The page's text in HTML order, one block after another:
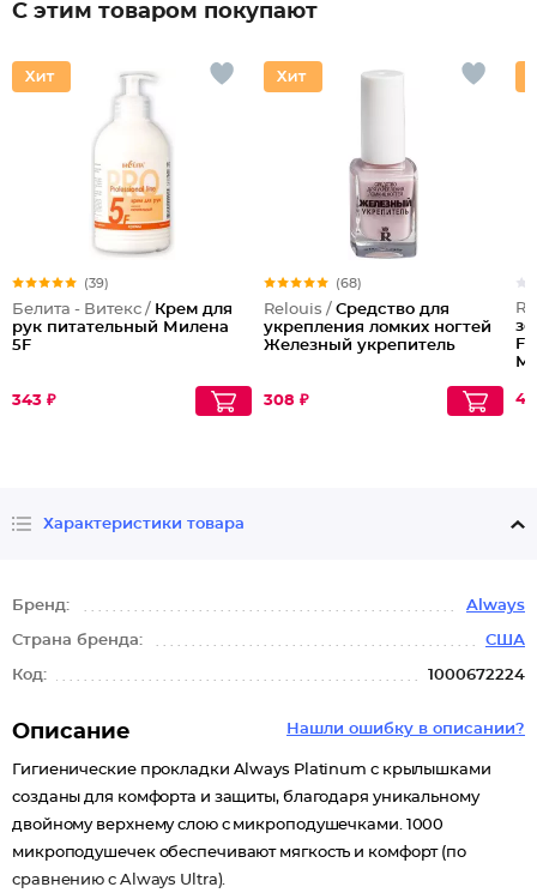
С этим товаром покупают
(39)
Белита - Витекс / Крем для
рук питательный Милена
5F
343 ₽
(68)
Relouis / Средство для
укрепления ломких ногтей
Железный укрепитель
308 ₽
Характеристики товара
Бренд: Always
Страна бренда: США
Код: 1000672224
Нашли ошибку в описании?
Описание
Гигиенические прокладки Always Platinum с крылышками
созданы для комфорта и защиты, благодаря уникальному
двойному верхнему слою с микроподушечками. 1000
микроподушечек обеспечивают мягкость и комфорт (по
сравнению с Always Ultra).